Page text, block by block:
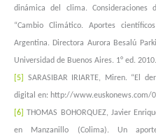
dinámica del clima. Consideraciones
“Cambio Climático. Aportes
Argentina. Directora Aurora Besalú
Universidad de Buenos Aires. 1° ed.
[5] SARASIBAR IRIARTE, Miren. “El
digital en: http://www.euskonews.com/
[6] THOMAS BOHORQUEZ, Javier
en Manzanillo (Colima). Un